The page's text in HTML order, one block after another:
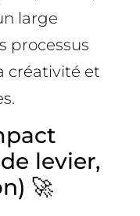
large
processus
créativité et
levier,
🚀